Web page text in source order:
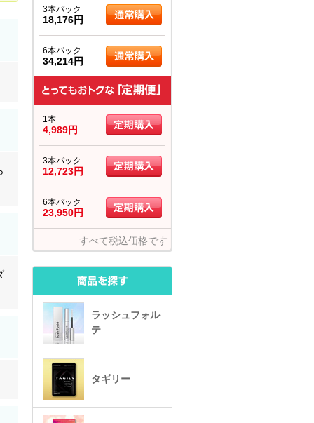
3本パック
18,176円
6本パック
34,214円
1本
4,989円
3本パック
12,723円
6本パック
23,950円
すべて税込価格です
ラッシュフォル
テ
タギリー